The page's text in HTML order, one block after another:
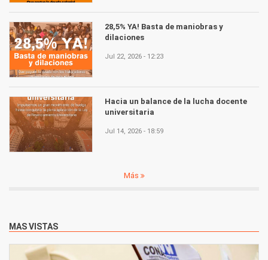
28,5% YA! Basta de maniobras y
dilaciones
Jul 22, 2026 - 12:23
Hacia un balance de la lucha docente
universitaria
Jul 14, 2026 - 18:59
Más
MAS VISTAS